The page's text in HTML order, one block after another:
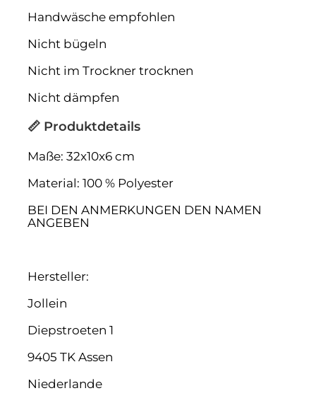
Handwäsche empfohlen
Nicht bügeln
Nicht im Trockner trocknen
Nicht dämpfen
📏 Produktdetails
Maße: 32x10x6 cm
Material: 100 % Polyester
BEI DEN ANMERKUNGEN DEN NAMEN
ANGEBEN
Hersteller:
Jollein
Diepstroeten 1
9405 TK Assen
Niederlande